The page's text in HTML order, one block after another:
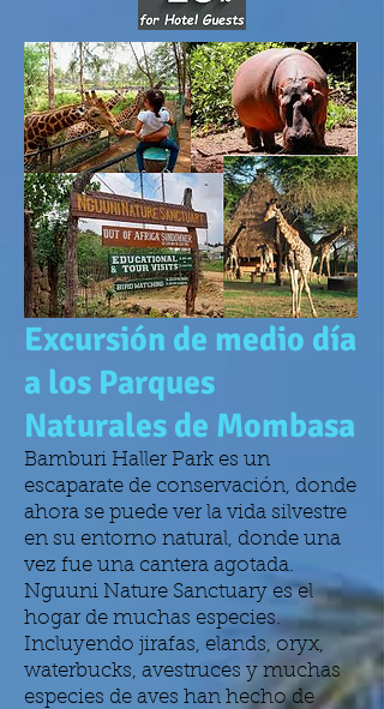
Excursión de medio día
a los Parques
Naturales de Mombasa
Bamburi Haller Park es un
escaparate de conservación, donde
ahora se puede ver la vida silvestre
en su entorno natural, donde una
vez fue una cantera agotada.
Nguuni Nature Sanctuary es el
hogar de muchas especies.
Incluyendo jirafas, elands, oryx,
waterbucks, avestruces y muchas
especies de aves han hecho de